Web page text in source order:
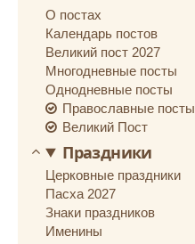
О постах
Календарь постов
Великий пост 2027
Многодневные посты
Однодневные посты
Православные посты
Великий Пост
Праздники
Церковные праздники
Пасха 2027
Знаки праздников
Именины